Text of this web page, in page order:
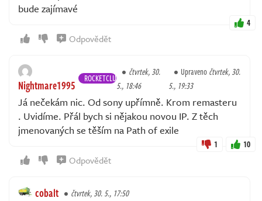
bude zajímavé
4
Odpovědět
Nightmare1995 ROCKETCLUB
čtvrtek, 30.
5., 18:46
Upravenočtvrtek, 30.
5., 19:33
Já nečekám nic. Od sony upřímně. Krom remasteru
. Uvidíme. Přál bych si nějakou novou IP. Z těch
jmenovaných se těším na Path of exile
1 10
Odpovědět
cobalt čtvrtek, 30. 5., 17:50